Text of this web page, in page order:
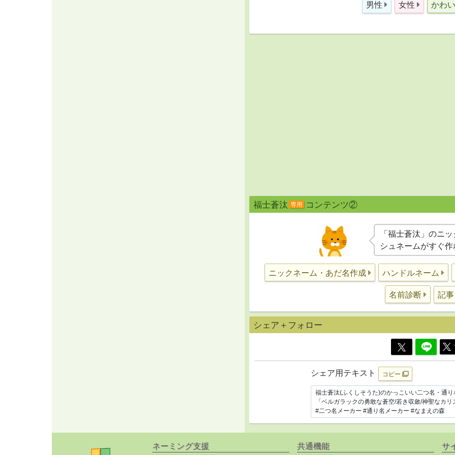
男性 女性 かわ
福士蒼汰 専用 コンテンツ②
「福士蒼汰」のニ
シュネームがすぐ作
ニックネーム・あだ名作成 ハンドルネーム
名前診断 記
シェア＋フォロー
シェア用テキスト コピー
ネーミング支援 共通機能 サ